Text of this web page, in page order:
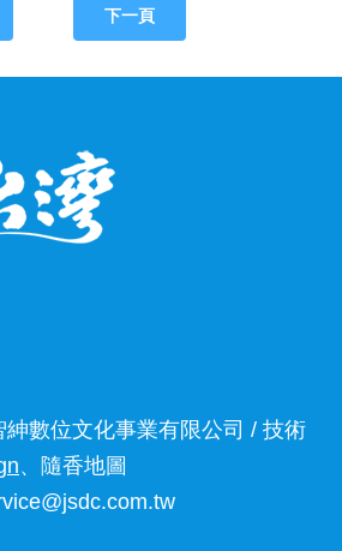
下一頁
數位文化事業有限公司 / 技術
、隨香地圖